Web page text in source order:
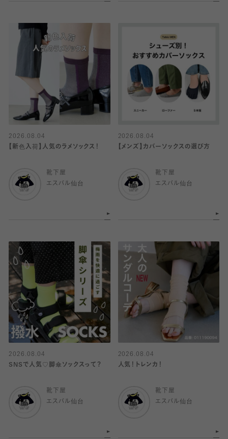
2026.08.04
【新色入荷】人気のラメソックス！
靴下屋
エスパル仙台
2026.08.04
【メンズ】カバーソックスの選び方
靴下屋
エスパル仙台
2026.08.04
SNSで人気♡脚傘ソックスって？
靴下屋
エスパル仙台
2026.08.04
人気！トレンカ！
靴下屋
エスパル仙台